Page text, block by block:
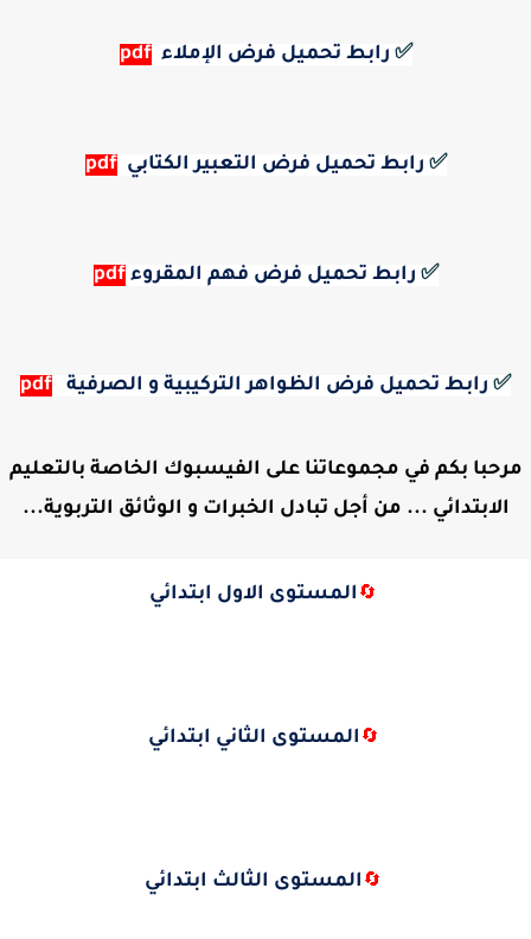
✅ رابط تحميل فرض الإملاء pdf
✅ رابط تحميل فرض التعبير الكتابي pdf
✅ رابط تحميل فرض فهم المقروء pdf
✅ رابط تحميل فرض الظواهر التركيبية و الصرفية pdf
مرحبا بكم في مجموعاتنا على الفيسبوك الخاصة بالتعليم
الابتدائي ... من أجل تبادل الخبرات و الوثائق التربوية...
🔄 المستوى الاول ابتدائي
🔄 المستوى الثاني ابتدائي
🔄 المستوى الثالث ابتدائي